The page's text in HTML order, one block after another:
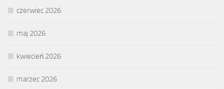
czerwiec 2026
maj 2026
kwiecień 2026
marzec 2026